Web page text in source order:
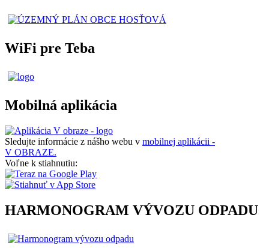
WiFi pre Teba
Mobilná aplikácia
Sledujte informácie z nášho webu v mobilnej aplikácii -
V OBRAZE.
Voľne k stiahnutiu:
HARMONOGRAM VÝVOZU ODPADU